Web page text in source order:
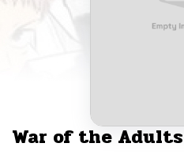
War of the Adults